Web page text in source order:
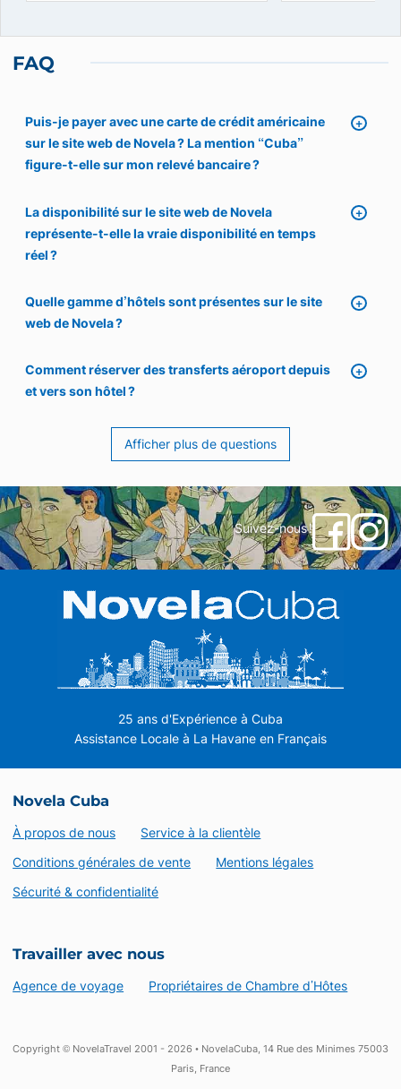
FAQ
Puis-je payer avec une carte de crédit américaine
sur le site web de Novela ? La mention “Cuba”
figure-t-elle sur mon relevé bancaire ?
La disponibilité sur le site web de Novela
représente-t-elle la vraie disponibilité en temps
réel ?
Quelle gamme d’hôtels sont présentes sur le site
web de Novela ?
Comment réserver des transferts aéroport depuis
et vers son hôtel ?
Afficher plus de questions
Suivez-nous !
25 ans d'Expérience à Cuba
Assistance Locale à La Havane en Français
Novela Cuba
À propos de nous
Service à la clientèle
Conditions générales de vente
Mentions légales
Sécurité & confidentialité
Travailler avec nous
Agence de voyage Propriétaires de Chambre d’Hôtes
Copyright © NovelaTravel 2001 - 2026 • NovelaCuba, 14 Rue des Minimes 75003
Paris, France